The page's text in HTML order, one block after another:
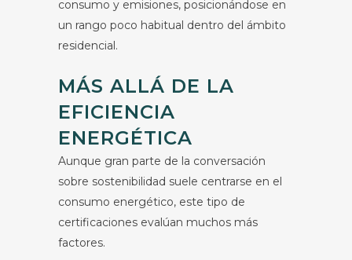
consumo y emisiones, posicionándose en
un rango poco habitual dentro del ámbito
residencial.
MÁS ALLÁ DE LA
EFICIENCIA
ENERGÉTICA
Aunque gran parte de la conversación
sobre sostenibilidad suele centrarse en el
consumo energético, este tipo de
certificaciones evalúan muchos más
factores.